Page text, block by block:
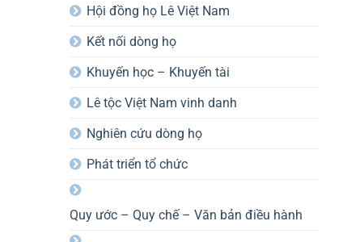
Hội đồng họ Lê Việt Nam
Kết nối dòng họ
Khuyến học – Khuyến tài
Lê tộc Việt Nam vinh danh
Nghiên cứu dòng họ
Phát triển tổ chức
Quy ước – Quy chế – Văn bản điều hành